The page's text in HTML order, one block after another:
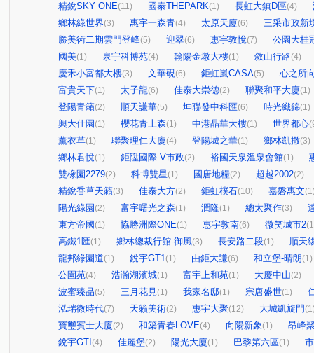
精銳SKY ONE(11) 國泰THEPARK(1) 長虹大鎮D區(4)
鄉林綠世界(3) 惠宇一森青(4) 太原天廈(6)
三采市政新
勝美術二期雲門登峰(5) 迎翠(6) 惠宇敦悅(7)
公園大桂
國美(1) 泉宇科博苑(4) 翰陽金墩大樓(1) 敘山行路(4)
慶禾小富都大樓(3) 文華硯(6) 鉅虹嵐CASA(5)
心之所
富貴天下(1) 太子龍(6) 佳泰大崇德(2) 聯聚和平大廈(1)
登陽青籟(2) 順天謙華(5) 坤聯發中科匯(6) 時光織錦(1)
興大仕園 (1) 櫻花青上森(1) 中港晶華大樓(1) 世界都心
薰衣草(1) 聯聚理仁大廈(4) 登陽城之華(1) 鄉林凱撒(3)
鄉林君悅(1) 鉅陞國際 V市政(2) 裕國天泉溫泉會館(1)
雙橡園2279(2) 科博雙星(1) 國唐地糧(2) 超越2002(2)
精銳香草天籟(3) 佳泰大方(2) 鉅虹樸石(10) 嘉磐惠文
陽光綠園 (2) 富宇曙光之森(1) 潤隆(1) 總太聚作(3)
東方帝國 (1) 協勝洲際ONE(1) 惠宇敦南(6) 微笑城市2
高鐵1匯(1) 鄉林總裁行館-御風(3) 長安路二段(1)
順天
龍邦綠園道(1) 銳宇GT1(1) 由鉅大謙(6) 和立堡-晴朗(1)
公園苑(4) 浩瀚湖濱城(1) 富宇上和苑(1) 大慶中山(2)
波蜜臻品(5) 三月花見(1) 我家名邸(1) 宗唐盛世(1)
泓瑞微時代(7) 天籟美術(2) 惠宇大聚(12) 大城凱旋門
寶璽賓士大廈(2) 和築青春LOVE(4) 向陽新象(1)
昂峰
銳宇GTI (4) 佳麗堡(2) 陽光大廈(1) 巴黎第六區(1)